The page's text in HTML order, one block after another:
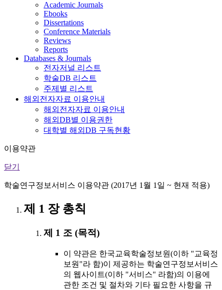
Academic Journals
Ebooks
Dissertations
Conference Materials
Reviews
Reports
Databases & Journals
전자저널 리스트
학술DB 리스트
주제별 리스트
해외전자자료 이용안내
해외전자자료 이용안내
해외DB별 이용권한
대학별 해외DB 구독현황
이용약관
닫기
학술연구정보서비스 이용약관 (2017년 1월 1일 ~ 현재 적용)
제 1 장 총칙
제 1 조 (목적)
이 약관은 한국교육학술정보원(이하 "교육정
보원"라 함)이 제공하는 학술연구정보서비스
의 웹사이트(이하 "서비스" 라함)의 이용에
관한 조건 및 절차와 기타 필요한 사항을 규